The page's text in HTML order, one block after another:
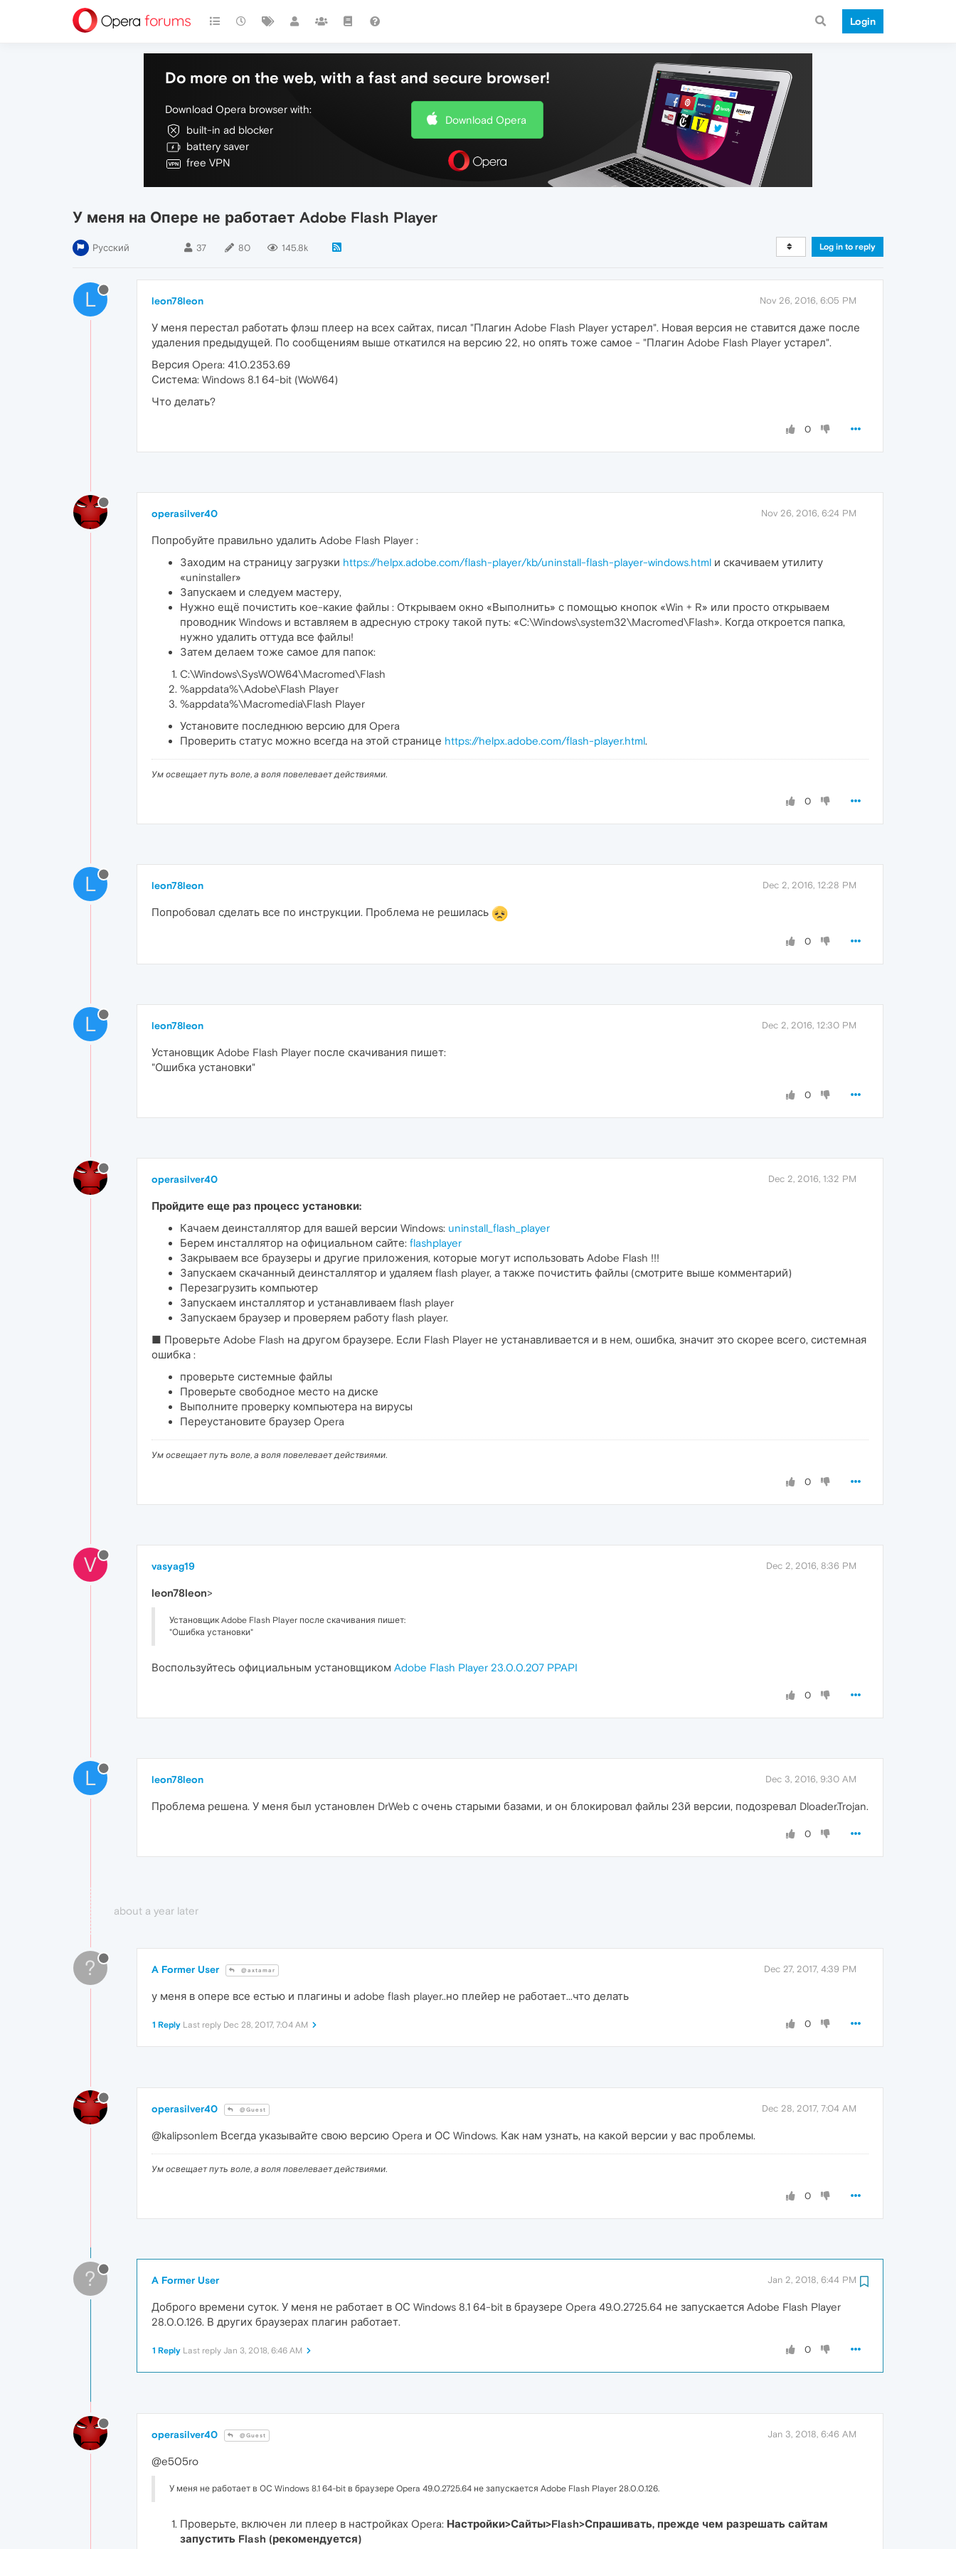
Login
Do more on the web, with a fast and secure browser!
Download Opera browser with:
built-in ad blocker
battery saver
free VPN
Download Opera
У меня на Опере не работает Adobe Flash Player
Русский 37 80 145.8k Log in to reply
L leon78leon Nov 26, 2016, 6:05 PM
У меня перестал работать флэш плеер на всех сайтах, писал "Плагин Adobe Flash Player устарел". Новая версия не ставится даже после
удаления предыдущей. По сообщениям выше откатился на версию 22, но опять тоже самое - "Плагин Adobe Flash Player устарел".
Версия Opera: 41.0.2353.69
Система: Windows 8.1 64-bit (WoW64)
Что делать?
0
operasilver40 Nov 26, 2016, 6:24 PM
Попробуйте правильно удалить Adobe Flash Player :
Заходим на страницу загрузки https://helpx.adobe.com/flash-player/kb/uninstall-flash-player-windows.html и скачиваем утилиту
«uninstaller»
Запускаем и следуем мастеру,
Нужно ещё почистить кое-какие файлы : Открываем окно «Выполнить» с помощью кнопок «Win + R» или просто открываем
проводник Windows и вставляем в адресную строку такой путь: «C:\Windows\system32\Macromed\Flash». Когда откроется папка,
нужно удалить оттуда все файлы!
Затем делаем тоже самое для папок:
C:\Windows\SysWOW64\Macromed\Flash
%appdata%\Adobe\Flash Player
%appdata%\Macromedia\Flash Player
Установите последнюю версию для Opera
Проверить статус можно всегда на этой странице https://helpx.adobe.com/flash-player.html.
Ум освещает путь воле, а воля повелевает действиями.
0
L leon78leon Dec 2, 2016, 12:28 PM
Попробовал сделать все по инструкции. Проблема не решилась
0
L leon78leon Dec 2, 2016, 12:30 PM
Установщик Adobe Flash Player после скачивания пишет:
"Ошибка установки"
0
operasilver40 Dec 2, 2016, 1:32 PM
Пройдите еще раз процесс установки:
Качаем деинсталлятор для вашей версии Windows: uninstall_flash_player
Берем инсталлятор на официальном сайте: flashplayer
Закрываем все браузеры и другие приложения, которые могут использовать Adobe Flash !!!
Запускаем скачанный деинсталлятор и удаляем flash player, а также почистить файлы (смотрите выше комментарий)
Перезагрузить компьютер
Запускаем инсталлятор и устанавливаем flash player
Запускаем браузер и проверяем работу flash player.
■ Проверьте Adobe Flash на другом браузере. Если Flash Player не устанавливается и в нем, ошибка, значит это скорее всего, системная
ошибка :
проверьте системные файлы
Проверьте свободное место на диске
Выполните проверку компьютера на вирусы
Переустановите браузер Opera
Ум освещает путь воле, а воля повелевает действиями.
0
V vasyag19 Dec 2, 2016, 8:36 PM
leon78leon>
Установщик Adobe Flash Player после скачивания пишет:
"Ошибка установки"
Воспользуйтесь официальным установщиком Adobe Flash Player 23.0.0.207 PPAPI
0
L leon78leon Dec 3, 2016, 9:30 AM
Проблема решена. У меня был установлен DrWeb с очень старыми базами, и он блокировал файлы 23й версии, подозревал Dloader.Trojan.
0
about a year later
? A Former User @axtamar Dec 27, 2017, 4:39 PM
у меня в опере все естью и плагины и adobe flash player..но плейер не работает...что делать
0
1 Reply Last reply Dec 28, 2017, 7:04 AM
operasilver40 @Guest Dec 28, 2017, 7:04 AM
@kalipsonlem Всегда указывайте свою версию Opera и ОС Windows. Как нам узнать, на какой версии у вас проблемы.
Ум освещает путь воле, а воля повелевает действиями.
0
? A Former User Jan 2, 2018, 6:44 PM
Доброго времени суток. У меня не работает в ОС Windows 8.1 64-bit в браузере Opera 49.0.2725.64 не запускается Adobe Flash Player
28.0.0.126. В других браузерах плагин работает.
0
1 Reply Last reply Jan 3, 2018, 6:46 AM
operasilver40 @Guest Jan 3, 2018, 6:46 AM
@e505ro
У меня не работает в ОС Windows 8.1 64-bit в браузере Opera 49.0.2725.64 не запускается Adobe Flash Player 28.0.0.126.
Проверьте, включен ли плеер в настройках Opera: Настройки>Сайты>Flash>Спрашивать, прежде чем разрешать сайтам
запустить Flash (рекомендуется)